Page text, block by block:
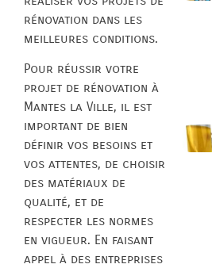
rénovation dans les
meilleures conditions.
Pour réussir votre
projet de rénovation à
Mantes la Ville, il est
important de bien
définir vos besoins et
vos attentes, de choisir
des matériaux de
qualité, et de
respecter les normes
en vigueur. En faisant
appel à des entreprises